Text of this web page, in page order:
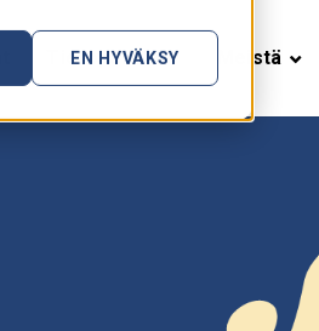
EN HYVÄKSY
Tietopankki Meistä